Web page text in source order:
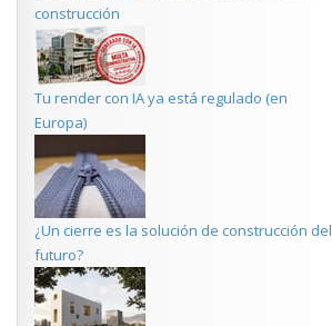
construcción
Tu render con IA ya está regulado (en
Europa)
¿Un cierre es la solución de construcción del
futuro?